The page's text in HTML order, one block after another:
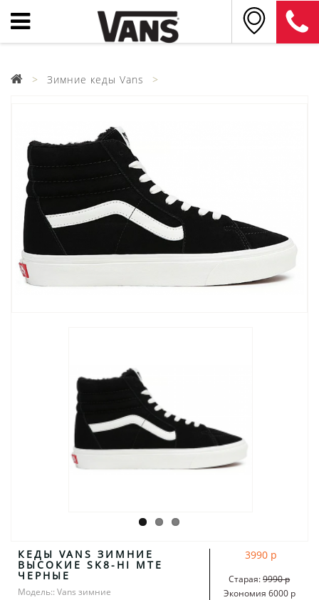
Зимние кеды Vans
КЕДЫ VANS ЗИМНИЕ
ВЫСОКИЕ SK8-HI MTE
ЧЕРНЫЕ
Модель:: Vans зимние
3990 р
Старая:9990 р
Экономия 6000 р